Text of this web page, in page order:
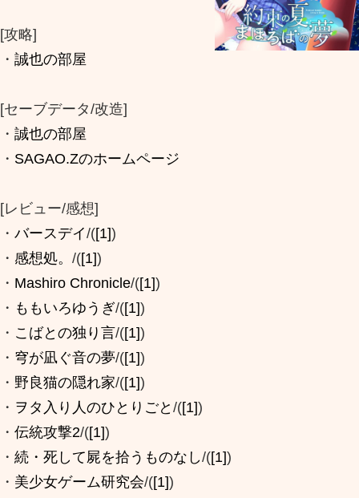
[攻略]
・ 誠也の部屋
[セーブデータ/改造]
・ 誠也の部屋
・ SAGAO.Zのホームページ
[レビュー/感想]
・ バースデイ/([1])
・ 感想処。 /([1])
・ Mashiro Chronicle/([1])
・ ももいろゆうぎ/([1])
・ こばとの独り言/([1])
・ 穹が凪ぐ音の夢/([1])
・ 野良猫の隠れ家/([1])
・ ヲタ入り人のひとりごと /([1])
・ 伝統攻撃2/([1])
・ 続・死して屍を拾うものなし/([1])
・ 美少女ゲーム研究会/([1])